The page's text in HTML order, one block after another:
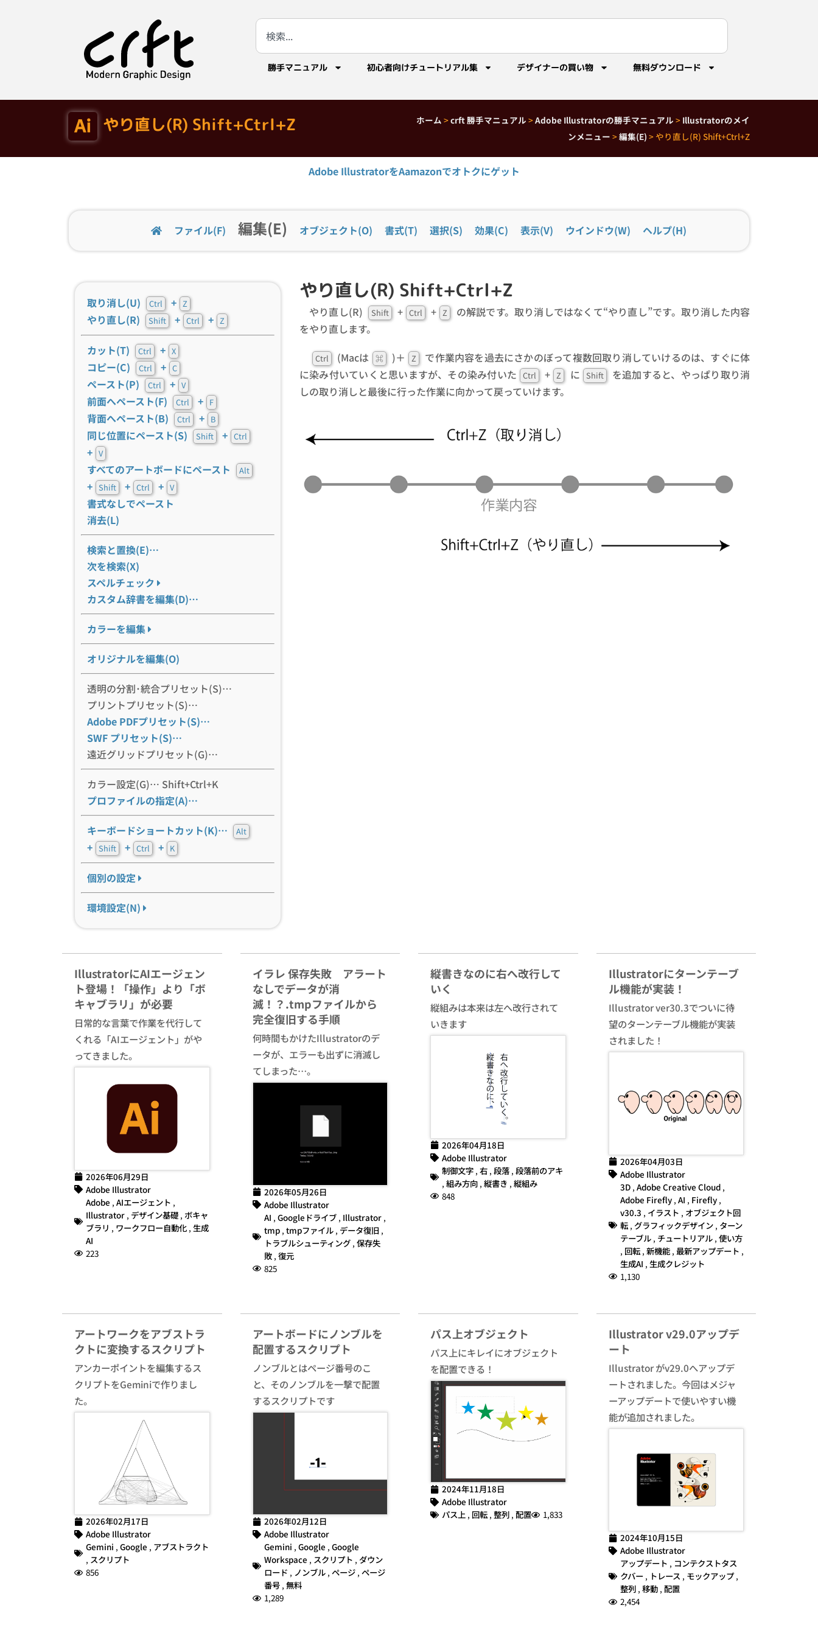
勝手マニュアル 初心者向けチュートリアル集 デザイナーの買い物 無料ダウンロード
やり直し(R) Shift+Ctrl+Z ホーム >crft 勝手マニュアル >Adobe Illustratorの勝手マニュアル > Illustratorのメイ
ンメニュー >編集(E) > やり直し(R) Shift+Ctrl+Z
Adobe IllustratorをAamazonでオトクにゲット
ファイル(F) 編集(E) オブジェクト(O) 書式(T) 選択(S) 効果(C) 表示(V) ウインドウ(W) ヘルプ(H)
取り消し(U) Ctrl + Z
やり直し(R) Shift + Ctrl + Z
カット(T) Ctrl + X
コピー(C) Ctrl + C
ペースト(P) Ctrl + V
前面へペースト(F) Ctrl + F
背面へペースト(B) Ctrl + B
同じ位置にペースト(S) Shift + Ctrl
+ V
すべてのアートボードにペースト Alt
+ Shift + Ctrl + V
書式なしでペースト
消去(L)
検索と置換(E)…
次を検索(X)
スペルチェック
カスタム辞書を編集(D)…
カラーを編集
オリジナルを編集(O)
透明の分割･統合プリセット(S)…
プリントプリセット(S)…
Adobe PDFプリセット(S)…
SWF プリセット(S)…
遠近グリッドプリセット(G)…
カラー設定(G)… Shift+Ctrl+K
プロファイルの指定(A)…
キーボードショートカット(K)… Alt
+ Shift + Ctrl + K
個別の設定
環境設定(N)
やり直し(R) Shift+Ctrl+Z
やり直し(R) Shift + Ctrl + Z
の解説です。取り消しではなくて“やり直し”です。取り消した内容
をやり直します。
Ctrl (Macは ⌘ )＋ Z
で作業内容を過去にさかのぼって複数回取り消していけるのは、すぐに体
に染み付いていくと思いますが、その染み付いた Ctrl + Z に Shift
を追加すると、やっぱり取り消
しの取り消しと最後に行った作業に向かって戻っていけます。
IllustratorにAIエージェン
ト登場！「操作」より「ボ
キャブラリ」が必要
日常的な言葉で作業を代行して
くれる「AIエージェント」がや
ってきました。
2026年06月29日
Adobe Illustrator
Adobe , AIエージェント ,
Illustrator , デザイン基礎 , ボキャ
ブラリ , ワークフロー自動化 , 生成
AI
223
イラレ 保存失敗 アラート
なしでデータが消
滅！？.tmpファイルから
完全復旧する手順
何時間もかけたIllustratorのデ
ータが、エラーも出ずに消滅し
てしまった…。
2026年05月26日
Adobe Illustrator
AI , Googleドライブ, Illustrator,
tmp, tmpファイル, データ復旧 ,
トラブルシューティング, 保存失
敗, 復元
825
縦書きなのに右へ改行して
いく
縦組みは本来は左へ改行されて
いきます
2026年04月18日
Adobe Illustrator
制御文字 , 右 , 段落 , 段落前のアキ
, 組み方向 , 縦書き , 縦組み
848
Illustratorにターンテーブ
ル機能が実装！
Illustrator ver30.3でついに待
望のターンテーブル機能が実装
されました！
2026年04月03日
Adobe Illustrator
3D, Adobe Creative Cloud,
Adobe Firefly, AI , Firefly,
v30.3 , イラスト , オブジェクト回
転, グラフィックデザイン, ターン
テーブル, チュートリアル, 使い方
, 回転, 新機能, 最新アップデート ,
生成AI , 生成クレジット
1,130
アートワークをアブストラ
クトに変換するスクリプト
アンカーポイントを編集するス
クリプトをGeminiで作りまし
た。
2026年02月17日
Adobe Illustrator
Gemini , Google , アブストラクト
, スクリプト
856
アートボードにノンブルを
配置するスクリプト
ノンブルとはページ番号のこ
と、そのノンブルを一撃で配置
するスクリプトです
2026年02月12日
Adobe Illustrator
Gemini , Google , Google
Workspace , スクリプト , ダウン
ロード , ノンブル, ページ, ページ
番号, 無料
1,289
パス上オブジェクト
パス上にキレイにオブジェクト
を配置できる！
2024年11月18日
Adobe Illustrator
パス上 , 回転 , 整列 , 配置 1,833
Illustrator v29.0アップデ
ート
Illustrator がv29.0へアップデ
ートされました。今回はメジャ
ーアップデートで使いやすい機
能が追加されました。
2024年10月15日
Adobe Illustrator
アップデート , コンテクストタス
クバー, トレース , モックアップ,
整列, 移動, 配置
2,454